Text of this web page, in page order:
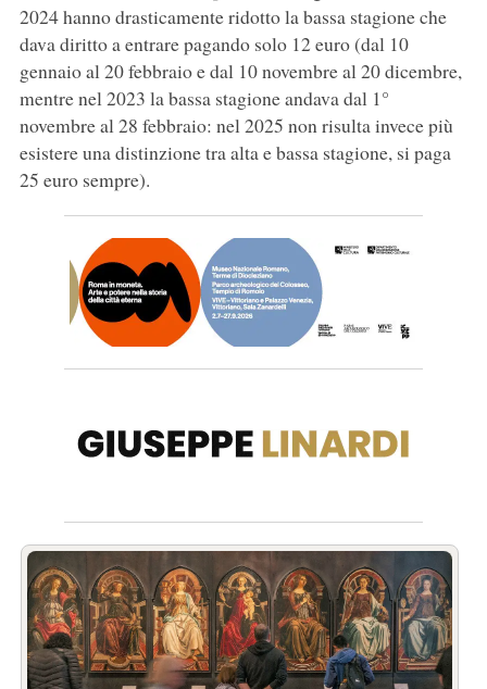
2024 hanno drasticamente ridotto la bassa stagione che
dava diritto a entrare pagando solo 12 euro (dal 10
gennaio al 20 febbraio e dal 10 novembre al 20 dicembre,
mentre nel 2023 la bassa stagione andava dal 1°
novembre al 28 febbraio: nel 2025 non risulta invece più
esistere una distinzione tra alta e bassa stagione, si paga
25 euro sempre).